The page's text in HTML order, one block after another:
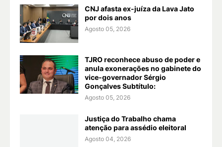
CNJ afasta ex-juíza da Lava Jato
por dois anos
Agosto 05, 2026
TJRO reconhece abuso de poder e
anula exonerações no gabinete do
vice-governador Sérgio
Gonçalves Subtítulo:
Agosto 05, 2026
Justiça do Trabalho chama
atenção para assédio eleitoral
Agosto 04, 2026